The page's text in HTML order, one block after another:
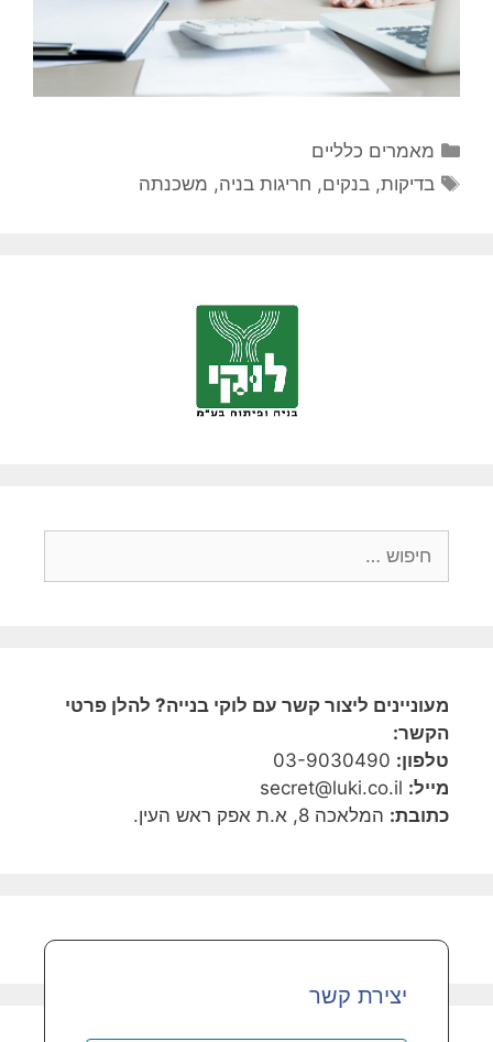
קטגוריות
מאמרים כלליים
תגיות
בדיקות,בנקים, חריגות בניה, משכנתה
מעוניינים ליצור קשר עם לוקי בנייה? להלן פרטי
הקשר:
טלפון:
מייל:
כתובת: המלאכה 8, א.ת אפק ראש העין.
יצירת קשר